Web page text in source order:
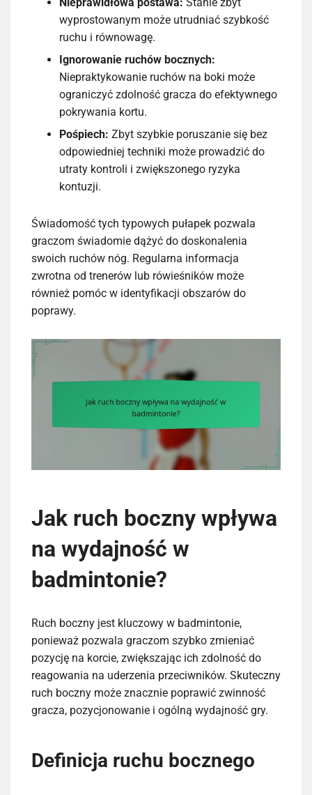
wyprostowanym może utrudniać szybkość
ruchu i równowagę.
Ignorowanie ruchów bocznych:
Niepraktykowanie ruchów na boki może
ograniczyć zdolność gracza do efektywnego
pokrywania kortu.
Pośpiech: Zbyt szybkie poruszanie się bez
odpowiedniej techniki może prowadzić do
utraty kontroli i zwiększonego ryzyka
kontuzji.
Świadomość tych typowych pułapek pozwala
graczom świadomie dążyć do doskonalenia
swoich ruchów nóg. Regularna informacja
zwrotna od trenerów lub rówieśników może
również pomóc w identyfikacji obszarów do
poprawy.
Jak ruch boczny wpływa
na wydajność w
badmintonie?
Ruch boczny jest kluczowy w badmintonie,
ponieważ pozwala graczom szybko zmieniać
pozycję na korcie, zwiększając ich zdolność do
reagowania na uderzenia przeciwników. Skuteczny
ruch boczny może znacznie poprawić zwinność
gracza, pozycjonowanie i ogólną wydajność gry.
Definicja ruchu bocznego